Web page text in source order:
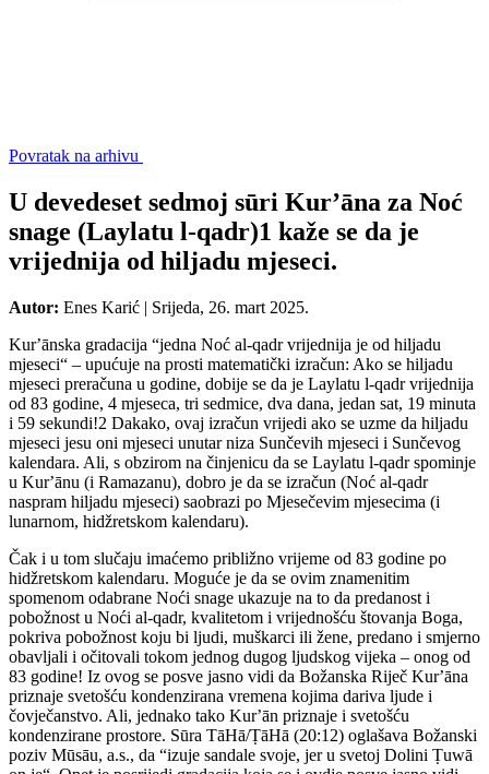
Povratak na arhivu
U devedeset sedmoj sūri Kurʼāna za Noć
snage (Laylatu l-qadr)1 kaže se da je
vrijednija od hiljadu mjeseci.
Autor: Enes Karić | Srijeda, 26. mart 2025.
Kurʼānska gradacija “jedna Noć al-qadr vrijednija je od hiljadu
mjeseci“ – upućuje na prosti matematički izračun: Ako se hiljadu
mjeseci preračuna u godine, dobije se da je Laylatu l-qadr vrijednija
od 83 godine, 4 mjeseca, tri sedmice, dva dana, jedan sat, 19 minuta
i 59 sekundi!2 Dakako, ovaj izračun vrijedi ako se uzme da hiljadu
mjeseci jesu oni mjeseci unutar niza Sunčevih mjeseci i Sunčevog
kalendara. Ali, s obzirom na činjenicu da se Laylatu l-qadr spominje
u Kurʼānu (i Ramazanu), dobro je da se izračun (Noć al-qadr
naspram hiljadu mjeseci) saobrazi po Mjesečevim mjesecima (i
lunarnom, hidžretskom kalendaru).
Čak i u tom slučaju imaćemo približno vrijeme od 83 godine po
hidžretskom kalendaru. Moguće je da se ovim znamenitim
spomenom odabrane Noći snage ukazuje na to da predanost i
pobožnost u Noći al-qadr, kvalitetom i vrijednošću štovanja Boga,
pokriva pobožnost koju bi ljudi, muškarci ili žene, predano i smjerno
obavljali i očitovali tokom jednog dugog ljudskog vijeka – onog od
83 godine! Iz ovog se posve jasno vidi da Božanska Riječ Kurʼāna
priznaje svetošću kondenzirana vremena kojima dariva ljude i
čovječanstvo. Ali, jednako tako Kurʼān priznaje i svetošću
kondenzirane prostore. Sūra TāHā/ṬāHā (20:12) oglašava Božanski
poziv Mūsāu, a.s., da “izuje sandale svoje, jer u svetoj Dolini Ṭuwā